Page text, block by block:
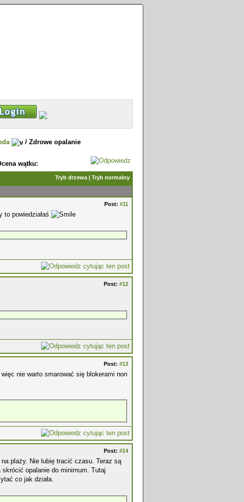
/ Zdrowe opalanie
wątku:
Tryb drzewa | Tryb normalny
Post: #11
to powiedziałaś
Post: #12
Post: #13
nie warto smarować się blokerami non
Post: #14
plaży. Nie lubię tracić czasu. Teraz są
opalanie do minimum. Tutaj
co jak działa.